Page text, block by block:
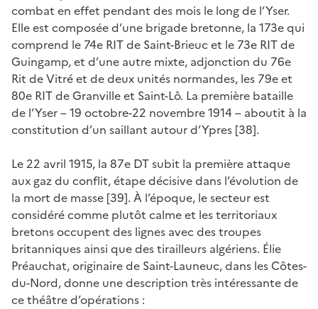
combat en effet pendant des mois le long de l’Yser.
Elle est composée d’une brigade bretonne, la 173e qui
comprend le 74e RIT de Saint-Brieuc et le 73e RIT de
Guingamp, et d’une autre mixte, adjonction du 76e
Rit de Vitré et de deux unités normandes, les 79e et
80e RIT de Granville et Saint-Lô. La première bataille
de l’Yser – 19 octobre-22 novembre 1914 – aboutit à la
constitution d’un saillant autour d’Ypres [38].
Le 22 avril 1915, la 87e DT subit la première attaque
aux gaz du conflit, étape décisive dans l’évolution de
la mort de masse [39]. À l’époque, le secteur est
considéré comme plutôt calme et les territoriaux
bretons occupent des lignes avec des troupes
britanniques ainsi que des tirailleurs algériens. Élie
Préauchat, originaire de Saint-Launeuc, dans les Côtes-
du-Nord, donne une description très intéressante de
ce théâtre d’opérations :